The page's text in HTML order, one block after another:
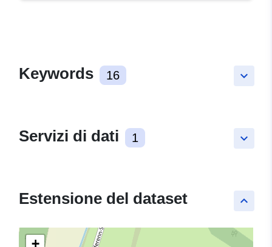
keyboard_arrow_down
Keywords 16
keyboard_arrow_down
Servizi di dati 1
keyboard_arrow_up
Estensione del dataset
+